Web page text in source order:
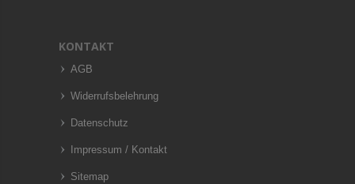
KONTAKT
AGB
Widerrufsbelehrung
Datenschutz
Impressum / Kontakt
Sitemap